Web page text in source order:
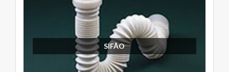
SIFÃO